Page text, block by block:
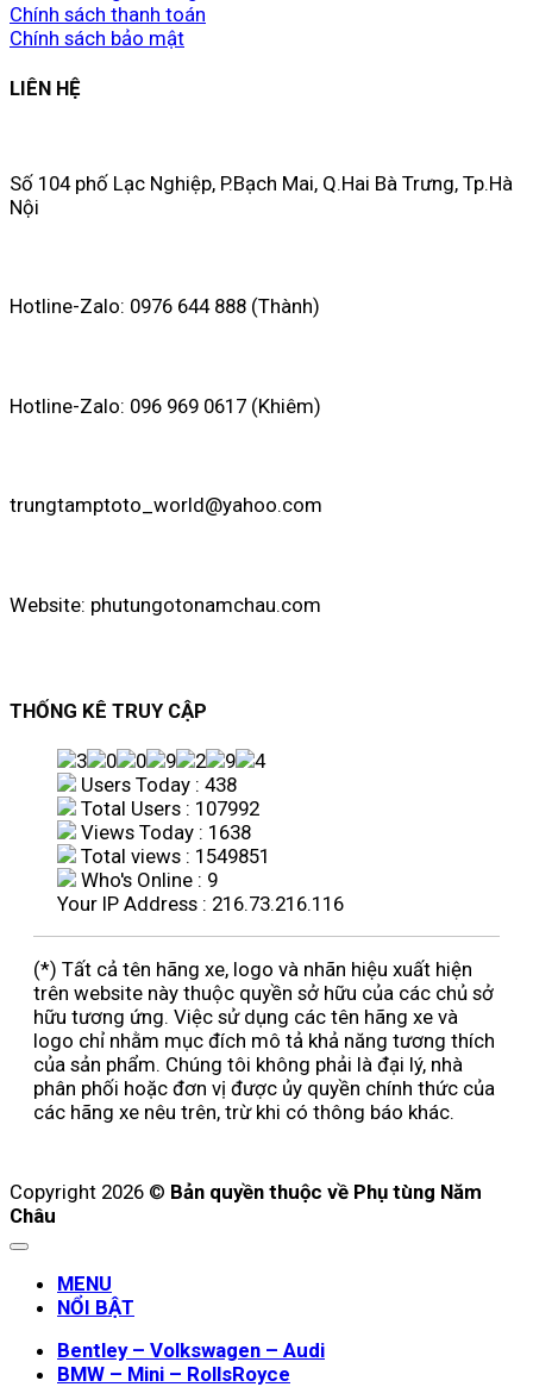
Chính sách thanh toán
Chính sách bảo mật
LIÊN HỆ
Số 104 phố Lạc Nghiệp, P.Bạch Mai, Q.Hai Bà Trưng, Tp.Hà
Nội
Hotline-Zalo: 0976 644 888 (Thành)
Hotline-Zalo: 096 969 0617 (Khiêm)
trungtamptoto_world@yahoo.com
Website: phutungotonamchau.com
THỐNG KÊ TRUY CẬP
Users Today : 438
Total Users : 107992
Views Today : 1638
Total views : 1549851
Who's Online : 9
Your IP Address : 216.73.216.116
(*) Tất cả tên hãng xe, logo và nhãn hiệu xuất hiện
trên website này thuộc quyền sở hữu của các chủ sở
hữu tương ứng. Việc sử dụng các tên hãng xe và
logo chỉ nhằm mục đích mô tả khả năng tương thích
của sản phẩm. Chúng tôi không phải là đại lý, nhà
phân phối hoặc đơn vị được ủy quyền chính thức của
các hãng xe nêu trên, trừ khi có thông báo khác.
Copyright 2026 © Bản quyền thuộc về Phụ tùng Năm
Châu
MENU
NỔI BẬT
Bentley – Volkswagen – Audi
BMW – Mini – RollsRoyce